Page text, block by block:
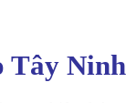
Tây